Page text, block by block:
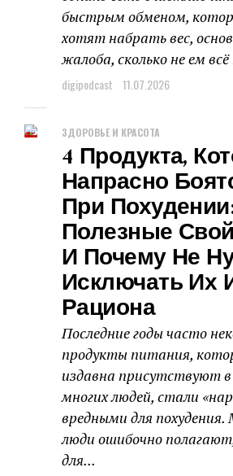
быстрым обменом,
хотят набрать вес,
жалоба, сколько не ем всё
digipodcast 11.07.2026
ЗДОРОВЬЕ И КРАСОТА
4 Продукта,
Напрасно
При
Полезные
И Почему Не
Исключать Их
Рациона
Последние годы часто
продукты питания,
издавна присутствуют
многих людей, стали
вредными для похудения.
люди ошибочно
для...